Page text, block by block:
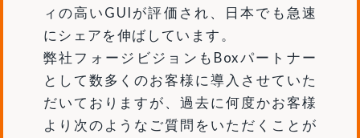
ィの高いGUIが評価され、日本でも急速
にシェアを伸ばしています。
弊社フォージビジョンもBoxパートナー
として数多くのお客様に導入させていた
だいておりますが、過去に何度かお客様
より次のようなご質問をいただくことが